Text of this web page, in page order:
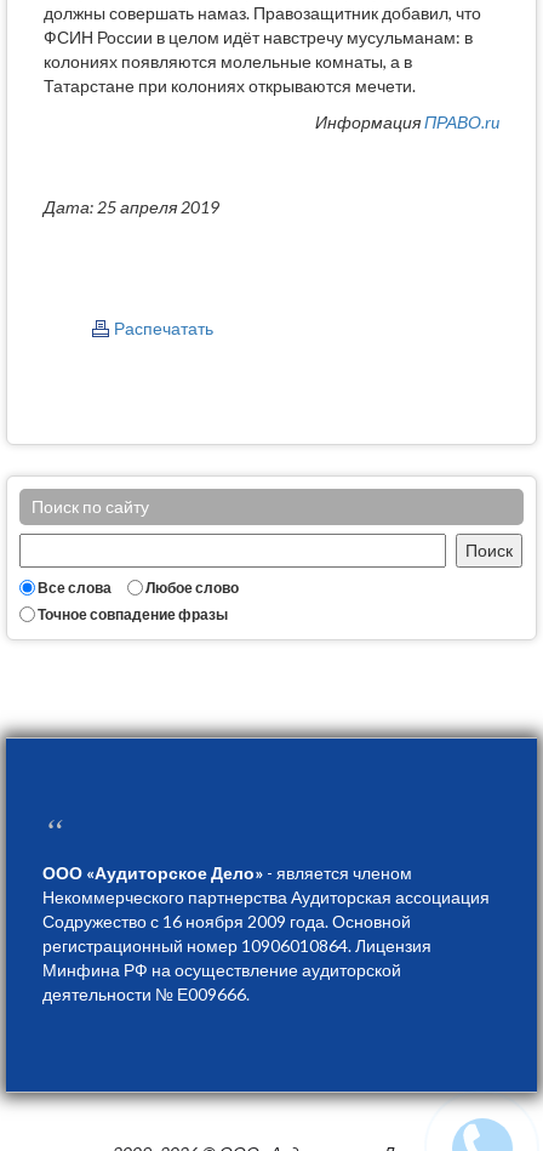
должны совершать намаз. Правозащитник добавил, что
ФСИН России в целом идёт навстречу мусульманам: в
колониях появляются молельные комнаты, а в
Татарстане при колониях открываются мечети.
ИнформацияПРАВО.ru
Дата: 25 апреля 2019
Распечатать
Поиск по сайту
Все слова
Любое слово
Точное совпадение фразы
“
ООО «Аудиторское Дело» - является членом
Некоммерческого партнерства Аудиторская ассоциация
Содружество с 16 ноября 2009 года. Основной
регистрационный номер 10906010864. Лицензия
Минфина РФ на осуществление аудиторской
деятельности № Е009666.